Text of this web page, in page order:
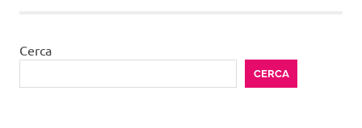
Cerca
CERCA